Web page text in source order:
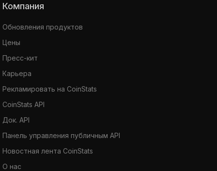
Компания
Обновления продуктов
Цены
Пресс-кит
Карьера
Рекламировать на CoinStats
CoinStats API
Док. API
Панель управления публичным API
Новостная лента CoinStats
О нас